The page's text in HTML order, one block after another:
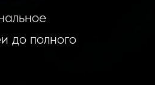
до полного